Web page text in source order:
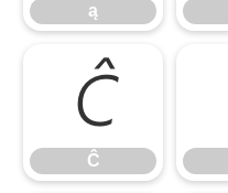
ą
Ĉ
Ĉ